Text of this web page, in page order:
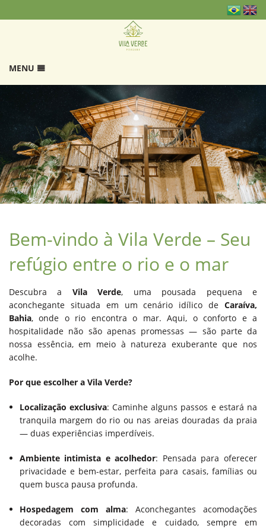
MENU
RESERVAS
GALERIA
INSTAGRAM
LOCALIZAÇÃO
AVALIAÇÕES
CONTATO
Bem-vindo à Vila Verde – Seu
refúgio entre o rio e o mar
Descubra a Vila Verde, uma pousada pequena e
aconchegante situada em um cenário idílico de Caraíva,
Bahia, onde o rio encontra o mar. Aqui, o conforto e a
hospitalidade não são apenas promessas — são parte da
nossa essência, em meio à natureza exuberante que nos
acolhe.
Por que escolher a Vila Verde?
Localização exclusiva: Caminhe alguns passos e estará na
tranquila margem do rio ou nas areias douradas da praia
— duas experiências imperdíveis.
Ambiente intimista e acolhedor: Pensada para oferecer
privacidade e bem-estar, perfeita para casais, famílias ou
quem busca pausa profunda.
Hospedagem com alma: Aconchegantes acomodações
decoradas com simplicidade e cuidado, sempre em